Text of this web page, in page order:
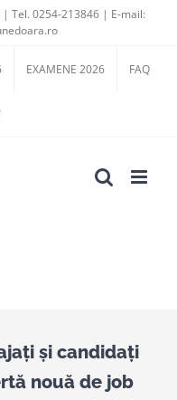
Tel. 0254-213846 | E-mail:
EXAMENE 2026 FAQ
și candidați
nouă de job